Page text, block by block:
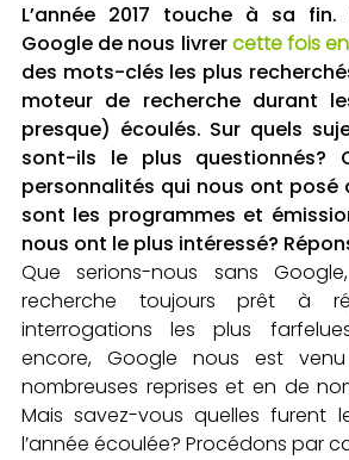
L’année 2017 touche à sa fin.
Google de nous livrercette fois
des mots-clés les plus
moteur de recherche durant
presque) écoulés. Sur quels
sont-ils le plus questionnés?
personnalités qui nous ont posé
sont les programmes et
nous ont le plus intéressé?
Que serions-nous sans
recherche toujours prêt à
interrogations les plus
encore, Google nous est
nombreuses reprises et en de
Mais savez-vous quelles furent
l’année écoulée? Procédons par